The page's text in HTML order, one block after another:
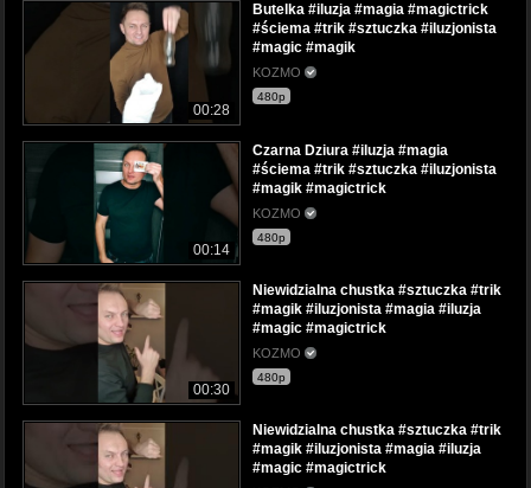
00:28
Butelka #iluzja #magia #magictrick
#ściema #trik #sztuczka #iluzjonista
#magic #magik
KOZMO
480p
00:14
Czarna Dziura #iluzja #magia
#ściema #trik #sztuczka #iluzjonista
#magik #magictrick
KOZMO
480p
00:30
Niewidzialna chustka #sztuczka #trik
#magik #iluzjonista #magia #iluzja
#magic #magictrick
KOZMO
480p
Niewidzialna chustka #sztuczka #trik
#magik #iluzjonista #magia #iluzja
#magic #magictrick